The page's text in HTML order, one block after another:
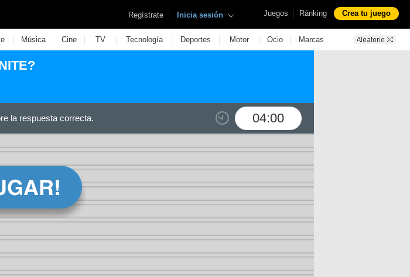
Juegos | Ránking Crea tu juego
Regístrate | Inicia sesión
| Música | Cine | TV | Tecnología | Deportes | Motor | Ocio | Marcas
04:00
la respuesta correcta.